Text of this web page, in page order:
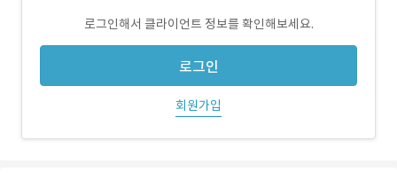
로그인해서 클라이언트 정보를 확인해보세요.
로그인
회원가입